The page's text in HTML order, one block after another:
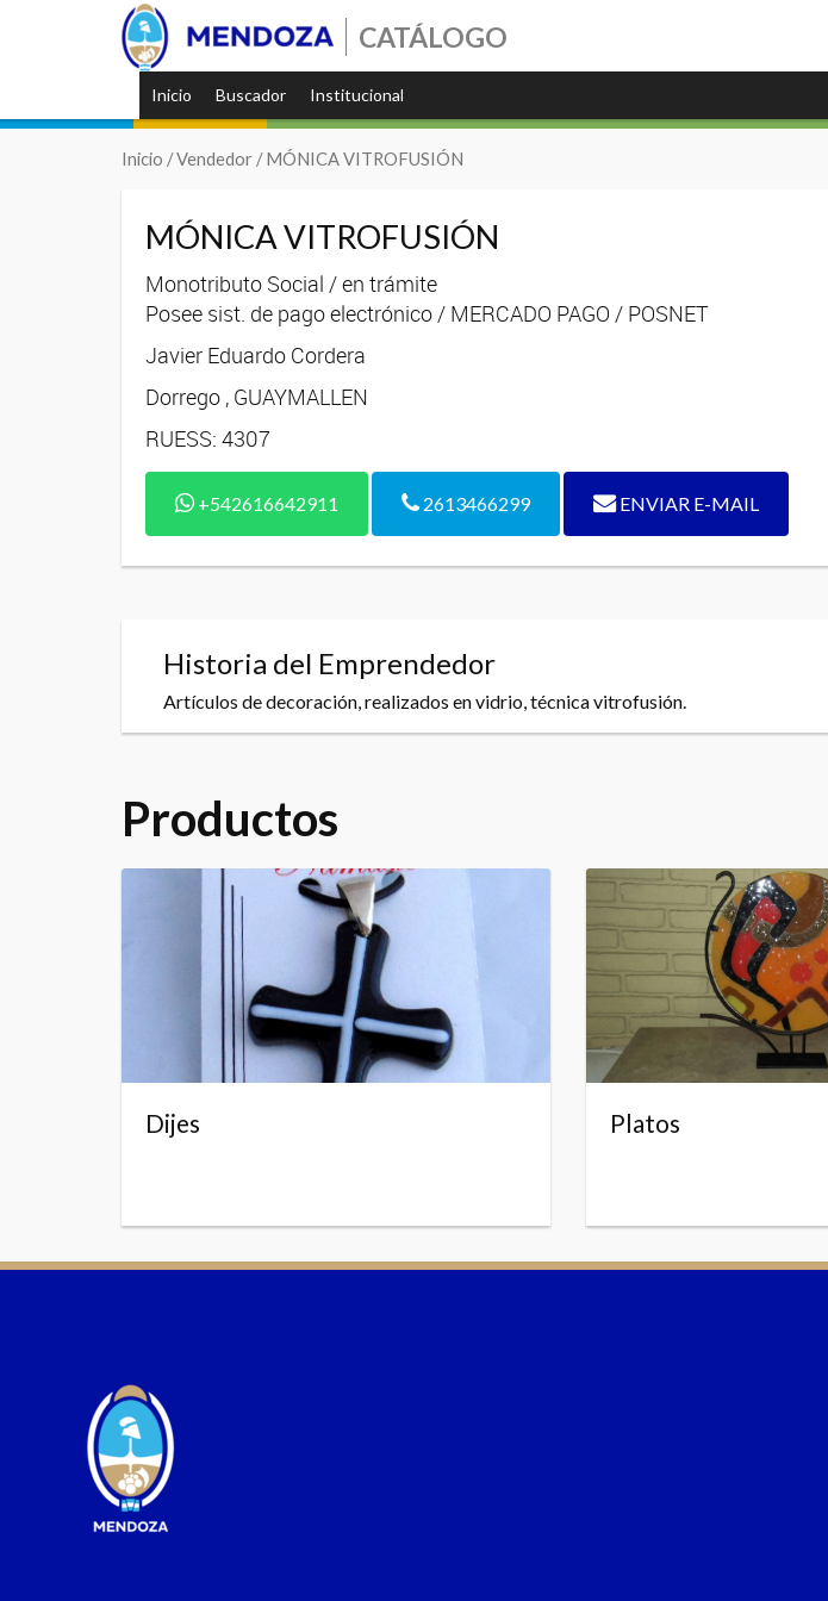
CATÁLOGO
Inicio Buscador Institucional
Inicio / Vendedor / MÓNICA VITROFUSIÓN
MÓNICA VITROFUSIÓN
Monotributo Social / en trámite
Posee sist. de pago electrónico / MERCADO PAGO / POSNET
Javier Eduardo Cordera
Dorrego , GUAYMALLEN
RUESS: 4307
+542616642911 2613466299 ENVIAR E-MAIL
Historia del Emprendedor
Artículos de decoración, realizados en vidrio, técnica vitrofusión.
Productos
Dijes Platos